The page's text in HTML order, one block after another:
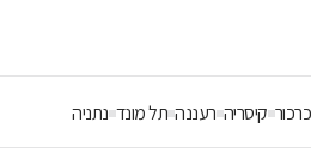
קיסריה רעננה תל מונד נתניה